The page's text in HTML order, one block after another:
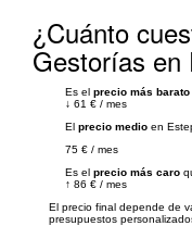
¿Cuánto
Gestorías en
Es el precio más barato
↓ 61 € / mes
El precio medio en
75 € / mes
Es el precio más caro
↑ 86 € / mes
El precio final depende de
presupuestos